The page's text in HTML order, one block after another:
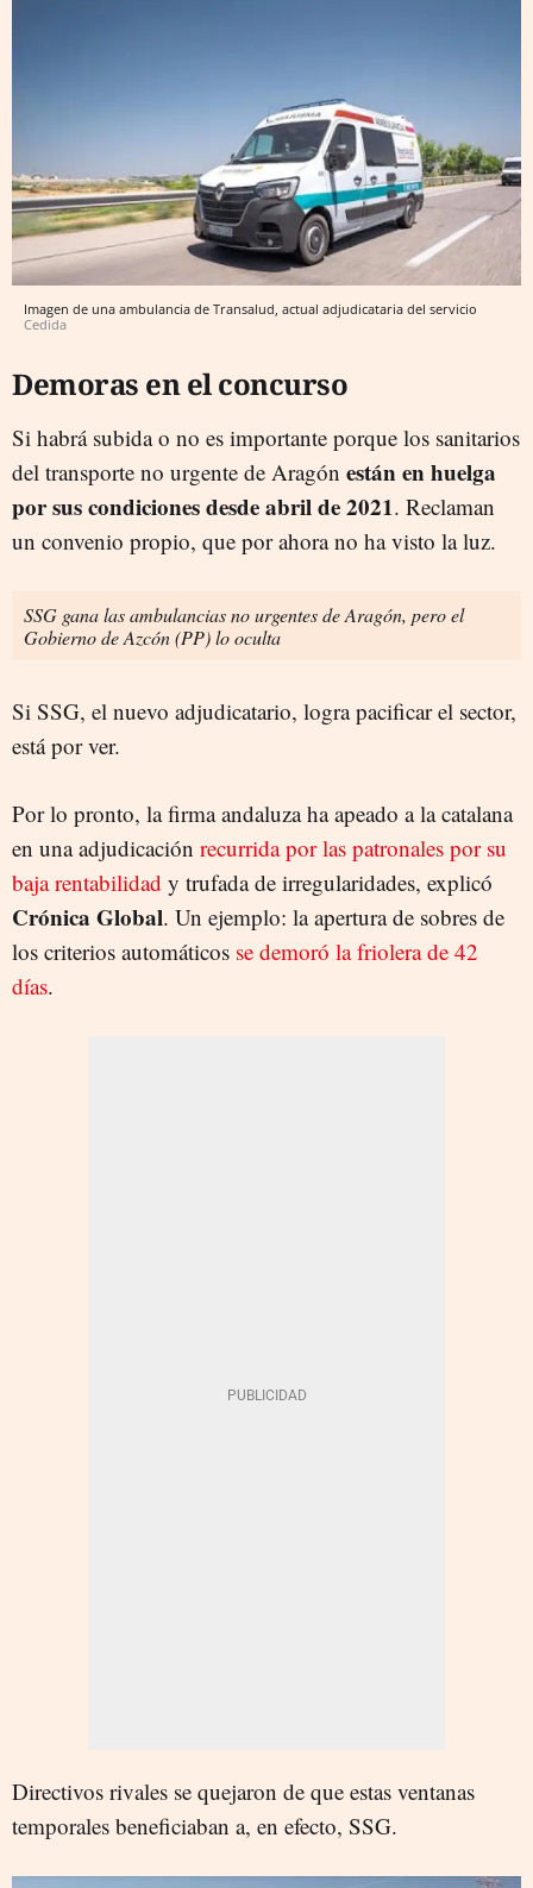
Imagen de una ambulancia de Transalud, actual adjudicataria del servicio
Cedida
Demoras en el concurso
Si habrá subida o no es importante porque los sanitarios
del transporte no urgente de Aragón están en huelga
por sus condiciones desde abril de 2021. Reclaman
un convenio propio, que por ahora no ha visto la luz.
SSG gana las ambulancias no urgentes de Aragón, pero el
Gobierno de Azcón (PP) lo oculta
Si SSG, el nuevo adjudicatario, logra pacificar el sector,
está por ver.
Por lo pronto, la firma andaluza ha apeado a la catalana
en una adjudicación recurrida por las patronales por su
baja rentabilidad y trufada de irregularidades, explicó
Crónica Global. Un ejemplo: la apertura de sobres de
los criterios automáticos se demoró la friolera de 42
días.
Directivos rivales se quejaron de que estas ventanas
temporales beneficiaban a, en efecto, SSG.